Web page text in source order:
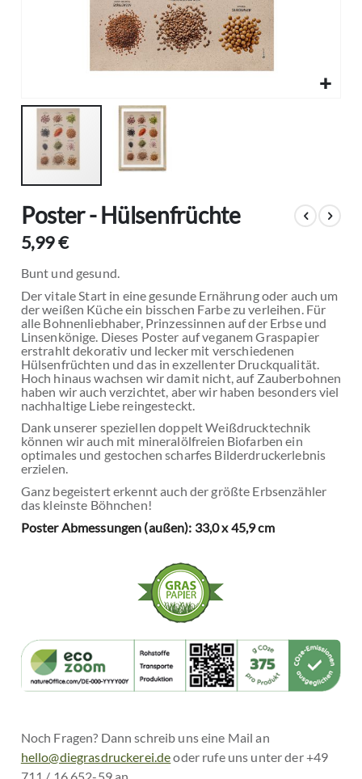
Anfang
Bildgalerie
springen
Poster - Hülsenfrüchte
5,99 €
Bunt und gesund.
Der vitale Start in eine gesunde Ernährung oder auch um
der weißen Küche ein bisschen Farbe zu verleihen. Für
alle Bohnenliebhaber, Prinzessinnen auf der Erbse und
Linsenkönige. Dieses Poster auf veganem Graspapier
erstrahlt dekorativ und lecker mit verschiedenen
Hülsenfrüchten und das in exzellenter Druckqualität.
Hoch hinaus wachsen wir damit nicht, auf Zauberbohnen
haben wir auch verzichtet, aber wir haben besonders viel
nachhaltige Liebe reingesteckt.
Dank unserer speziellen doppelt Weißdrucktechnik
können wir auch mit mineralölfreien Biofarben ein
optimales und gestochen scharfes Bilderdruckerlebnis
erzielen.
Ganz begeistert erkennt auch der größte Erbsenzähler
das kleinste Böhnchen!
Poster Abmessungen (außen): 33,0 x 45,9 cm
Noch Fragen? Dann schreib uns eine Mail an
hello@diegrasdruckerei.deoder rufe uns unter der +49